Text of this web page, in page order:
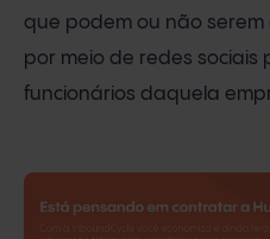
que podem ou não
por meio de redes sociais
funcionários daquela